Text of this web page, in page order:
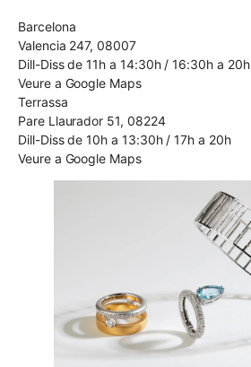
Barcelona
Valencia 247, 08007
Dill-Diss de 11h a 14:30h / 16:30h a 20h
Veure a Google Maps
Terrassa
Pare Llaurador 51, 08224
Dill-Diss de 10h a 13:30h / 17h a 20h
Veure a Google Maps